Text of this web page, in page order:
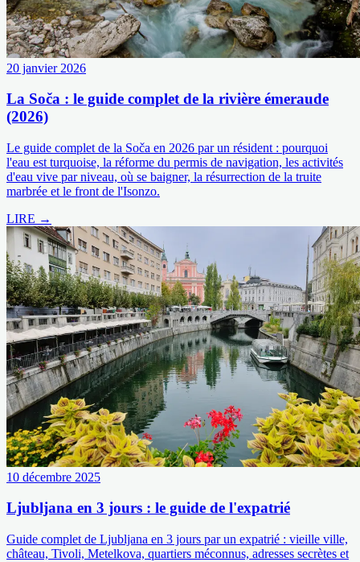
20 janvier 2026
La Soča : le guide complet de la rivière émeraude
(2026)
Le guide complet de la Soča en 2026 par un résident : pourquoi
l'eau est turquoise, la réforme du permis de navigation, les activités
d'eau vive par niveau, où se baigner, la résurrection de la truite
marbrée et le front de l'Isonzo.
LIRE →
10 décembre 2025
Ljubljana en 3 jours : le guide de l'expatrié
Guide complet de Ljubljana en 3 jours par un expatrié : vieille ville,
château, Tivoli, Metelkova, quartiers méconnus, adresses secrètes et